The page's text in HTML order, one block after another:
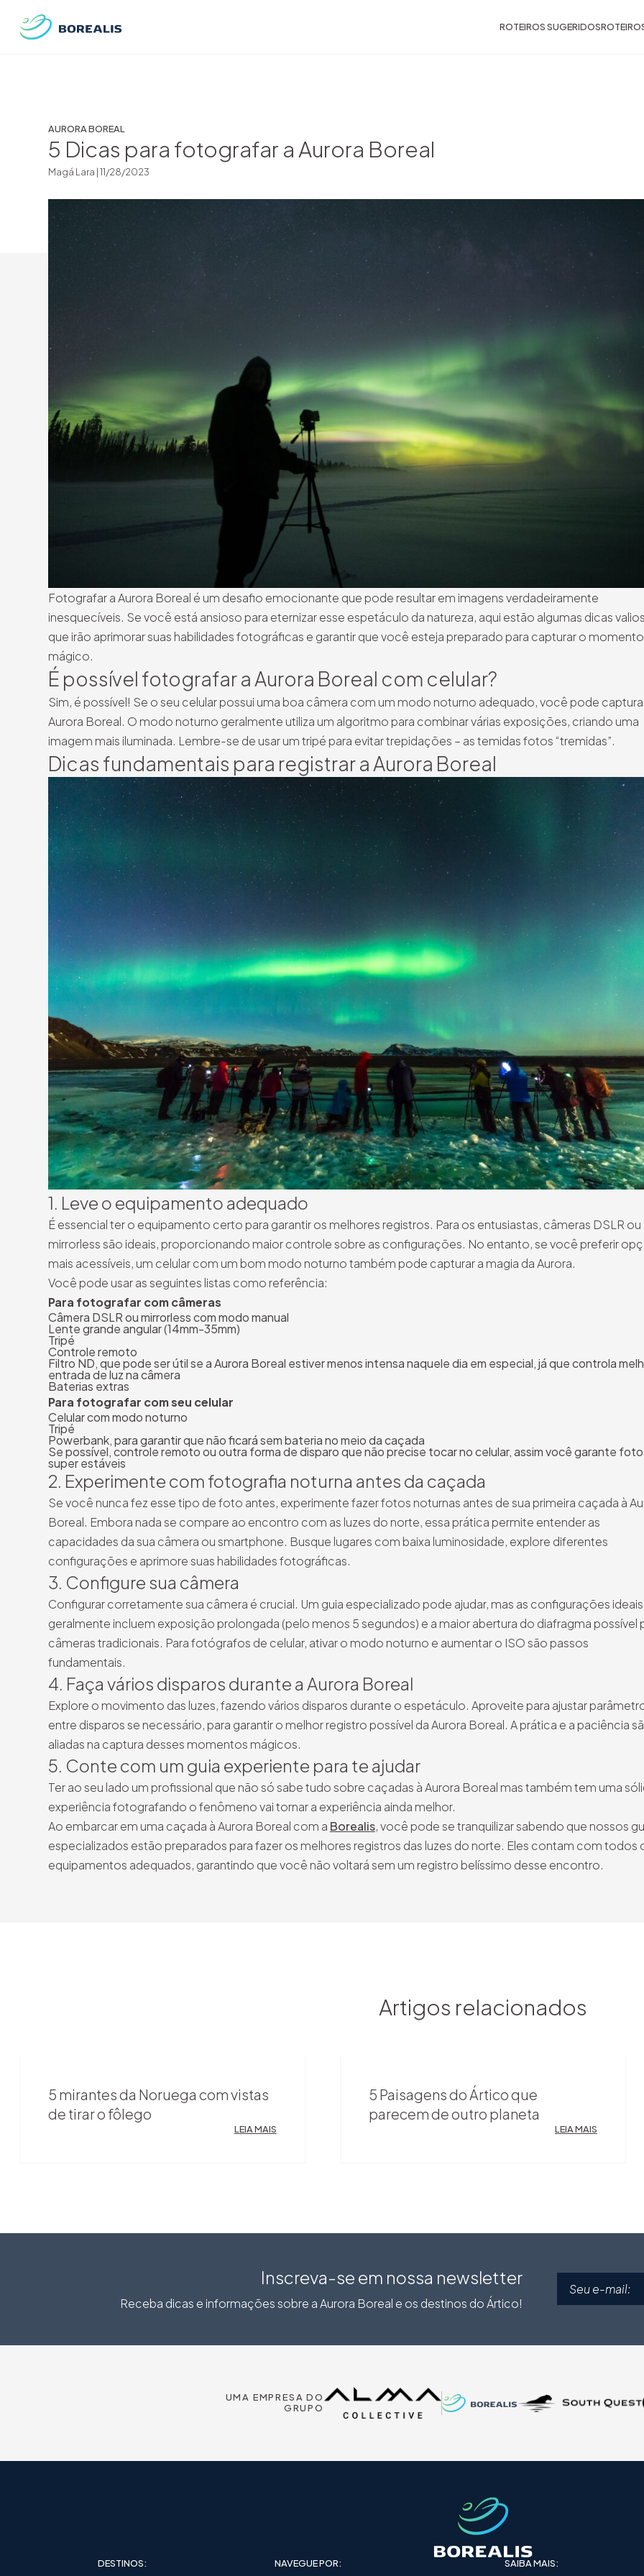
ROTEIROS SUGERIDOS
AURORA BOREAL
5 Dicas para fotografar a Aurora Boreal
Magá Lara |11/28/2023
Fotografar a Aurora Boreal é um desafio emocionante que pode resultar em imagens verdadeiramente
inesquecíveis. Se você está ansioso para eternizar esse espetáculo da natureza, aqui estão algumas dicas
que irão aprimorar suas habilidades fotográficas e garantir que você esteja preparado para capturar o momento
mágico.
É possível fotografar a Aurora Boreal com celular?
Sim, é possível! Se o seu celular possui uma boa câmera com um modo noturno adequado, você pode
Aurora Boreal. O modo noturno geralmente utiliza um algoritmo para combinar várias exposições, criando uma
imagem mais iluminada. Lembre-se de usar um tripé para evitar trepidações – as temidas fotos “tremidas”.
Dicas fundamentais para registrar a Aurora Boreal
1. Leve o equipamento adequado
É essencial ter o equipamento certo para garantir os melhores registros. Para os entusiastas, câmeras DSLR ou
mirrorless são ideais, proporcionando maior controle sobre as configurações. No entanto, se você preferir
mais acessíveis, um celular com um bom modo noturno também pode capturar a magia da Aurora.
Você pode usar as seguintes listas como referência:
Para fotografar com câmeras
Câmera DSLR ou mirrorless com modo manual
Lente grande angular (14mm-35mm)
Tripé
Controle remoto
Filtro ND, que pode ser útil se a Aurora Boreal estiver menos intensa naquele dia em especial, já que controla
entrada de luz na câmera
Baterias extras
Para fotografar com seu celular
Celular com modo noturno
Tripé
Powerbank, para garantir que não ficará sem bateria no meio da caçada
Se possível, controle remoto ou outra forma de disparo que não precise tocar no celular, assim você garante
super estáveis
2. Experimente com fotografia noturna antes da caçada
Se você nunca fez esse tipo de foto antes, experimente fazer fotos noturnas antes de sua primeira caçada à
Boreal. Embora nada se compare ao encontro com as luzes do norte, essa prática permite entender as
capacidades da sua câmera ou smartphone. Busque lugares com baixa luminosidade, explore diferentes
configurações e aprimore suas habilidades fotográficas.
3. Configure sua câmera
Configurar corretamente sua câmera é crucial. Um guia especializado pode ajudar, mas as configurações ideais
geralmente incluem exposição prolongada (pelo menos 5 segundos) e a maior abertura do diafragma possível
câmeras tradicionais. Para fotógrafos de celular, ativar o modo noturno e aumentar o ISO são passos
fundamentais.
4. Faça vários disparos durante a Aurora Boreal
Explore o movimento das luzes, fazendo vários disparos durante o espetáculo. Aproveite para ajustar
entre disparos se necessário, para garantir o melhor registro possível da Aurora Boreal. A prática e a paciência
aliadas na captura desses momentos mágicos.
5. Conte com um guia experiente para te ajudar
Ter ao seu lado um profissional que não só sabe tudo sobre caçadas à Aurora Boreal mas também tem uma
experiência fotografando o fenômeno vai tornar a experiência ainda melhor.
Ao embarcar em uma caçada à Aurora Boreal com a Borealis, você pode se tranquilizar sabendo que nossos
especializados estão preparados para fazer os melhores registros das luzes do norte. Eles contam com todos
equipamentos adequados, garantindo que você não voltará sem um registro belíssimo desse encontro.
Artigos relacionados
5 mirantes da Noruega com vistas
de tirar o fôlego
LEIA MAIS
5 Paisagens do Ártico que
parecem de outro planeta
LEIA MAIS
Inscreva-se em nossa newsletter
Receba dicas e informações sobre a Aurora Boreal e os destinos do Ártico!
UMA EMPRESA DO
GRUPO
DESTINOS: NAVEGUE POR: SAIBA MAIS: